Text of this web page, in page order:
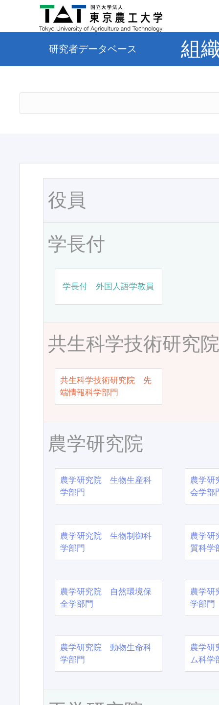
研究者データベース 組
役員
学長付
学長付 外国人語学教員
共生科学技術研究
共生科学技術研究院 先
端情報科学部門
農学研究院
農学研究院 生物生産科
学部門
農学
会学部
農学研究院 生物制御科
学部門
農学
質科学
農学研究院 自然環境保
全学部門
農学
学部門
農学研究院 動物生命科
学部門
農学
ム科学